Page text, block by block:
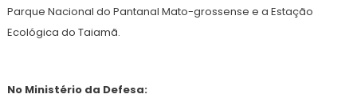
Parque Nacional do Pantanal Mato-grossense e a Estação
Ecológica do Taiamã.
No Ministério da Defesa: